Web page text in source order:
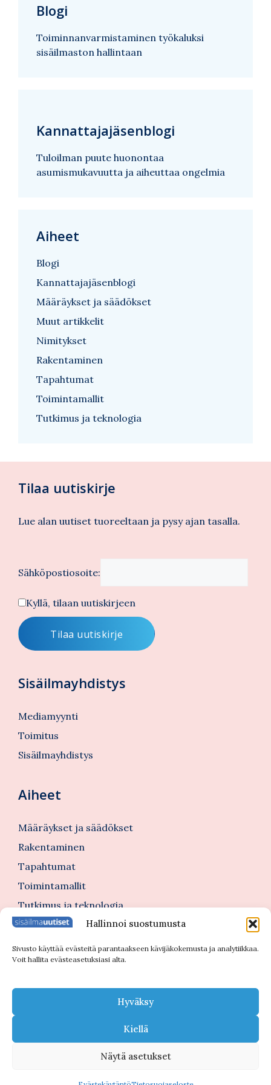
Hallinnoi suostumusta
Sivusto käyttää evästeitä parantaakseen kävijäkokemusta ja analytiikkaa.
Voit hallita evästeasetuksiasi alta.
Hyväksy
Kiellä
Näytä asetukset
Blogi
Toiminnanvarmistaminen työkaluksi
sisäilmaston hallintaan
Kannattajajäsenblogi
Tuloilman puute huonontaa
asumismukavuutta ja aiheuttaa ongelmia
Aiheet
Blogi
Kannattajajäsenblogi
Määräykset ja säädökset
Muut artikkelit
Nimitykset
Rakentaminen
Tapahtumat
Toimintamallit
Tutkimus ja teknologia
Tilaa uutiskirje
Lue alan uutiset tuoreeltaan ja pysy ajan tasalla.
Sähköpostiosoite:
Kyllä, tilaan uutiskirjeen
Sisäilmayhdistys
Mediamyynti
Toimitus
Sisäilmayhdistys
Aiheet
Määräykset ja säädökset
Rakentaminen
Tapahtumat
Toimintamallit
Tutkimus ja teknologia
Tutustu myös
© 2026 Sisäilmauutiset |Tietosuojaseloste